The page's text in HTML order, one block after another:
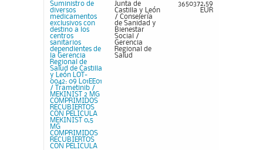
Suministro de
diversos
medicamentos
exclusivos con
destino a los
centros
sanitarios
dependientes de
la Gerencia
Regional de
Salud de Castilla
y León LOT-
0042: 09 L01EE01
/ Trametinib /
MEKINIST 2 MG
COMPRIMIDOS
RECUBIERTOS
CON PELICULA
MEKINIST 0,5
MG
COMPRIMIDOS
RECUBIERTOS
CON PELICULA
Junta de
Castilla y León
/ Consejería
de Sanidad y
Bienestar
Social /
Gerencia
Regional de
Salud
3650372,59
EUR